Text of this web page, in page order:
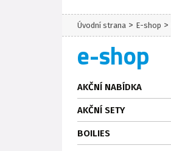
Úvodní strana > E-shop >
e-shop
AKČNÍ NABÍDKA
AKČNÍ SETY
BOILIES